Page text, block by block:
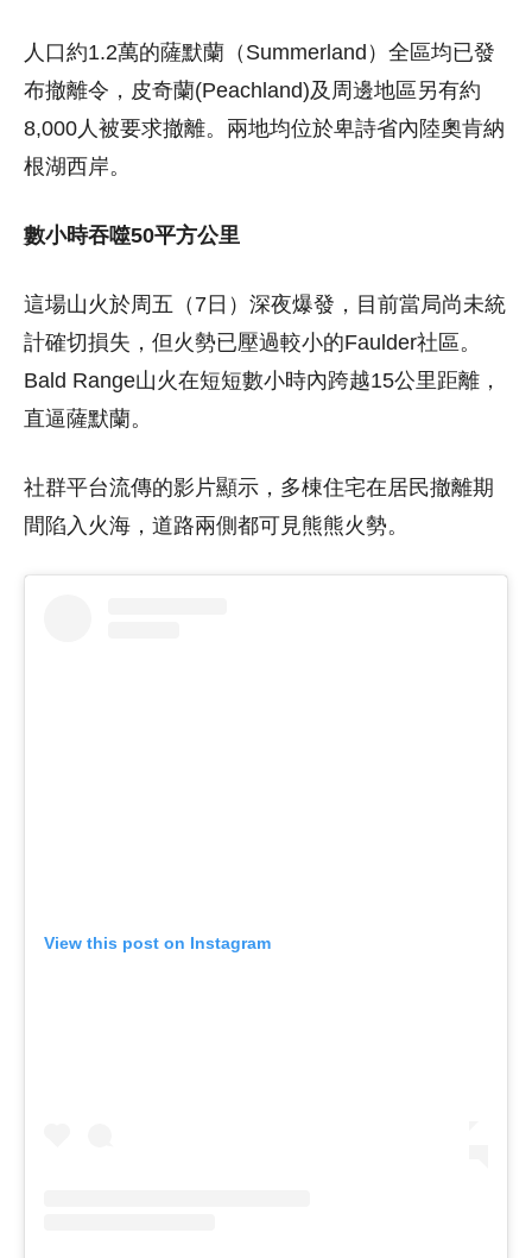
人口約1.2萬的薩默蘭（Summerland）全區均已發
布撤離令，皮奇蘭(Peachland)及周邊地區另有約
8,000人被要求撤離。兩地均位於卑詩省內陸奧肯納
根湖西岸。
數小時吞噬50平方公里
這場山火於周五（7日）深夜爆發，目前當局尚未統
計確切損失，但火勢已壓過較小的Faulder社區。
Bald Range山火在短短數小時內跨越15公里距離，
直逼薩默蘭。
社群平台流傳的影片顯示，多棟住宅在居民撤離期
間陷入火海，道路兩側都可見熊熊火勢。
View this post on Instagram